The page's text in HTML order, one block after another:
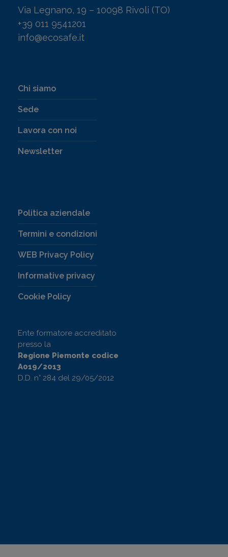
Via Legnano, 19 – 10098 Rivoli (TO)
+39 011 9541201
info@ecosafe.it
Chi siamo
Sede
Lavora con noi
Newsletter
Politica aziendale
Termini e condizioni
WEB Privacy Policy
Informative privacy
Cookie Policy
Ente formatore accreditato
presso la
Regione Piemonte codice
A019/2013
D.D. n° 284 del 29/05/2012